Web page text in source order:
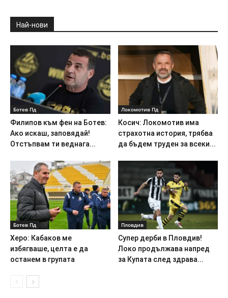
Най-нови
Ботев Пд
Филипов към фен на Ботев:
Ако искаш, заповядай!
Отстъпвам ти веднага...
Локомотив Пд
Косич: Локомотив има
страхотна история, трябва
да бъдем труден за всеки...
Ботев Пд
Херо: Кабаков ме
избягваше, целта е да
останем в групата
Пловдив
Супер дерби в Пловдив!
Локо продължава напред
за Купата след здрава...